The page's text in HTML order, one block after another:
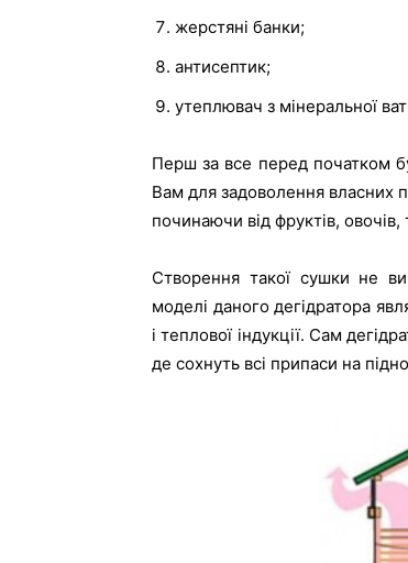
жерстяні банки;
антисептик;
утеплювач з мінеральної
Перш за все перед початком
Вам для задоволення власних
починаючи від фруктів,
Створення такої сушки не
моделі даного дегідратора
і теплової індукції. Сам
де сохнуть всі припаси на